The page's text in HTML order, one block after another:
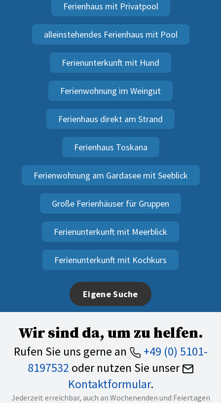
Ferienhaus mit Privatpool
alleinstehendes Ferienhaus mit Pool
Ferienunterkunft mit Hund
Ferienwohnung im Weingut
Ferienhaus direkt am Strand
Ferienhaus Toskana
Ferienwohnung am Gardasee mit Seeblick
Große Ferienhäuser für Gruppen
Ferienunterkunft mit Meerblick
Ferienunterkunft mit Kochkurs
Eigene Suche
Wir sind da, um zu helfen.
Rufen Sie uns gerne an
+49 (0) 5101-
8197532 oder nutzen Sie unser
Kontaktformular.
Jederzeit erreichbar, auch an Wochenenden und Feiertagen